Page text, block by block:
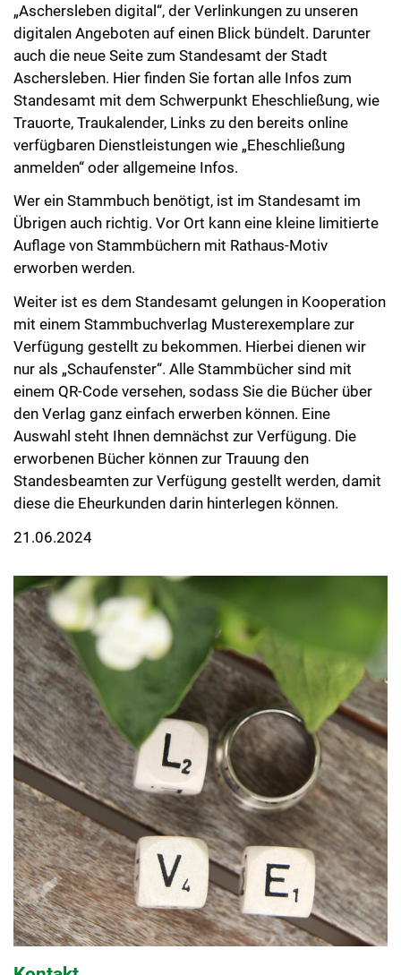
„Aschersleben digital“, der Verlinkungen zu unseren
digitalen Angeboten auf einen Blick bündelt. Darunter
auch die neue Seite zum Standesamt der Stadt
Aschersleben. Hier finden Sie fortan alle Infos zum
Standesamt mit dem Schwerpunkt Eheschließung, wie
Trauorte, Traukalender, Links zu den bereits online
verfügbaren Dienstleistungen wie „Eheschließung
anmelden“ oder allgemeine Infos.
Wer ein Stammbuch benötigt, ist im Standesamt im
Übrigen auch richtig. Vor Ort kann eine kleine limitierte
Auflage von Stammbüchern mit Rathaus-Motiv
erworben werden.
Weiter ist es dem Standesamt gelungen in Kooperation
mit einem Stammbuchverlag Musterexemplare zur
Verfügung gestellt zu bekommen. Hierbei dienen wir
nur als „Schaufenster“. Alle Stammbücher sind mit
einem QR-Code versehen, sodass Sie die Bücher über
den Verlag ganz einfach erwerben können. Eine
Auswahl steht Ihnen demnächst zur Verfügung. Die
erworbenen Bücher können zur Trauung den
Standesbeamten zur Verfügung gestellt werden, damit
diese die Eheurkunden darin hinterlegen können.
21.06.2024